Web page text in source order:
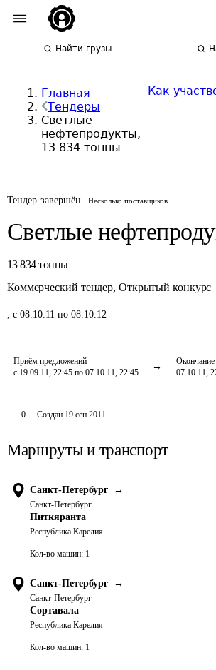
Найти грузы
Главная
Тендеры
Светлые
нефтепродукты,
13 834 тонны
Как
Тендер завершён Несколько поставщиков
Светлые
13 834 тонны
Коммерческий тендер, Открытый конкурс
, с 08.10.11 по 08.10.12
Приём предложений
с 19.09.11, 22:45 по 07.10.11, 22:45
Окончание
07.10.11,
0 Создан 19 сен 2011
Маршруты и транспорт
Санкт-Петербург →
Санкт-Петербург
Питкяранта
Республика Карелия
Кол-во машин: 1
Санкт-Петербург →
Санкт-Петербург
Сортавала
Республика Карелия
Кол-во машин: 1